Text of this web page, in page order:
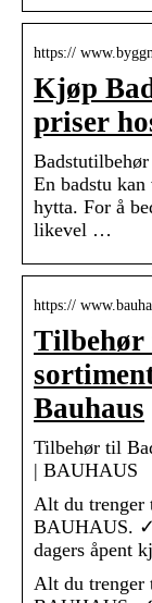
https://
Kjøp
priser
En badstu
hytta. For å
likevel …
https://
Tilbehør
Bauhaus
Tilbehør til
| BAUHAUS
Alt du trenger
BAUHAUS.
dagers åpent
Alt du trenger